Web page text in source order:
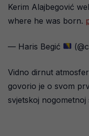
Kerim Alajbegović
where he was born.
— Haris Begić
Vidno dirnut
govorio je o svom
svjetskoj nogometnoj